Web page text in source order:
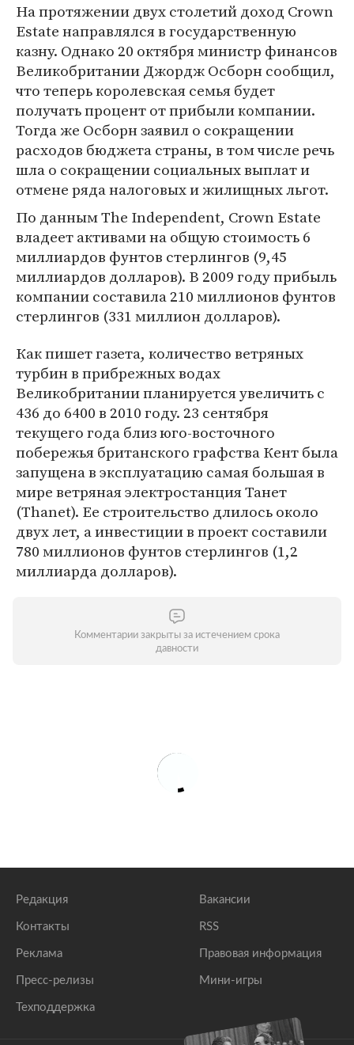
На протяжении двух столетий доход Crown
Estate направлялся в государственную
казну. Однако 20 октября министр финансов
Великобритании Джордж Осборн сообщил,
что теперь королевская семья будет
получать процент от прибыли компании.
Тогда же Осборн заявил о сокращении
расходов бюджета страны, в том числе речь
шла о сокращении социальных выплат и
отмене ряда налоговых и жилищных льгот.
По данным The Independent, Crown Estate
владеет активами на общую стоимость 6
миллиардов фунтов стерлингов (9,45
миллиардов долларов). В 2009 году прибыль
компании составила 210 миллионов фунтов
стерлингов (331 миллион долларов).
Как пишет газета, количество ветряных
турбин в прибрежных водах
Великобритании планируется увеличить с
436 до 6400 в 2010 году. 23 сентября
текущего года близ юго-восточного
побережья британского графства Кент была
запущена в эксплуатацию самая большая в
мире ветряная электростанция Танет
(Thanet). Ее строительство длилось около
двух лет, а инвестиции в проект составили
780 миллионов фунтов стерлингов (1,2
миллиарда долларов).
Комментарии закрыты за истечением срока
давности
Редакция
Контакты
Реклама
Пресс-релизы
Техподдержка
Вакансии
RSS
Правовая информация
Мини-игры